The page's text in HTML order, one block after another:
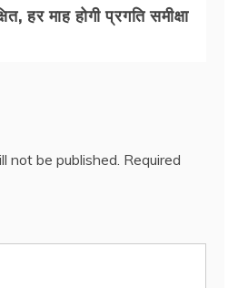
हर माह होगी प्रगति समीक्षा
not be published. Required